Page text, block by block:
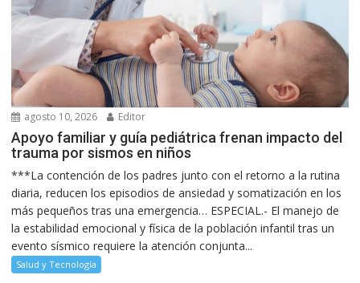
agosto 10, 2026 Editor
Apoyo familiar y guía pediátrica frenan impacto del
trauma por sismos en niños
***La contención de los padres junto con el retorno a la rutina
diaria, reducen los episodios de ansiedad y somatización en los
más pequeños tras una emergencia… ESPECIAL.- El manejo de
la estabilidad emocional y física de la población infantil tras un
evento sísmico requiere la atención conjunta...
Salud y Tecnología